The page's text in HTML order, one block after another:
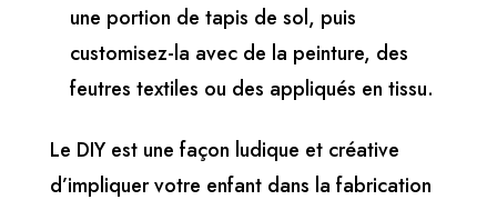
une portion de tapis de sol, puis
customisez-la avec de la peinture, des
feutres textiles ou des appliqués en tissu.
Le DIY est une façon ludique et créative
d’impliquer votre enfant dans la fabrication